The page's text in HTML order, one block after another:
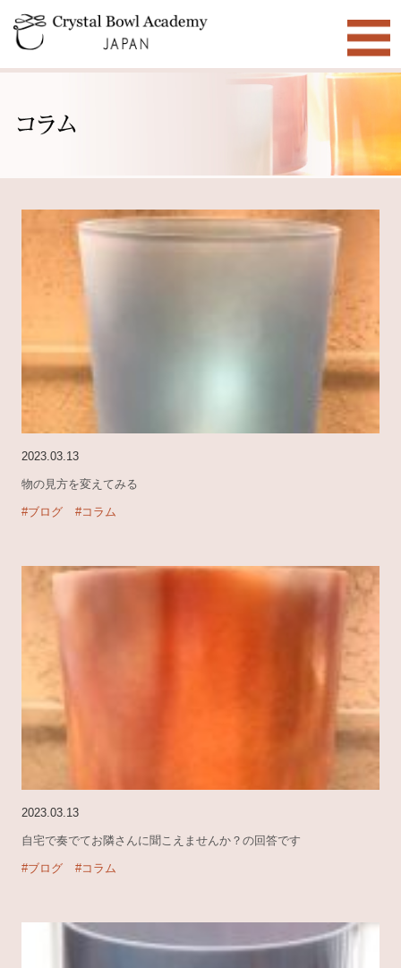
2023.03.13
物の見方を変えてみる
#ブログ #コラム
2023.03.13
自宅で奏でてお隣さんに聞こえませんか？の回答です
#ブログ #コラム